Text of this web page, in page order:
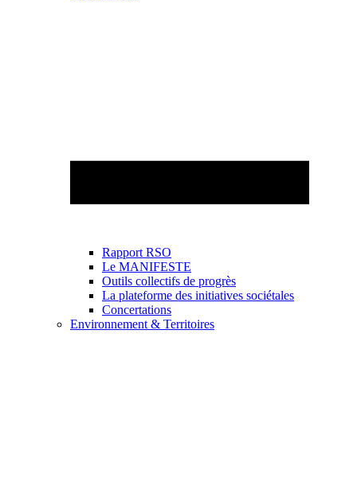
Rapport RSO
Le MANIFESTE
Outils collectifs de progrès
La plateforme des initiatives sociétales
Concertations
Environnement & Territoires